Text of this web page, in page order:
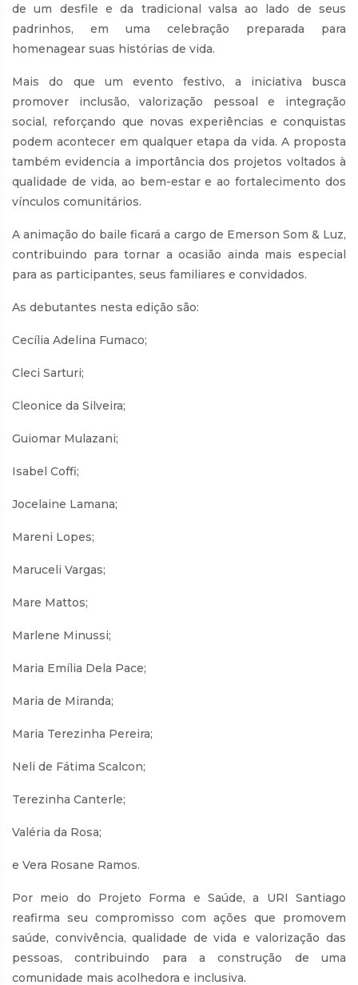
de um desfile e da tradicional valsa ao lado de seus
padrinhos, em uma celebração preparada para
homenagear suas histórias de vida.
Mais do que um evento festivo, a iniciativa busca
promover inclusão, valorização pessoal e integração
social, reforçando que novas experiências e conquistas
podem acontecer em qualquer etapa da vida. A proposta
também evidencia a importância dos projetos voltados à
qualidade de vida, ao bem-estar e ao fortalecimento dos
vínculos comunitários.
A animação do baile ficará a cargo de Emerson Som & Luz,
contribuindo para tornar a ocasião ainda mais especial
para as participantes, seus familiares e convidados.
As debutantes nesta edição são:
Cecília Adelina Fumaco;
Cleci Sarturi;
Cleonice da Silveira;
Guiomar Mulazani;
Isabel Coffi;
Jocelaine Lamana;
Mareni Lopes;
Maruceli Vargas;
Mare Mattos;
Marlene Minussi;
Maria Emília Dela Pace;
Maria de Miranda;
Maria Terezinha Pereira;
Neli de Fátima Scalcon;
Terezinha Canterle;
Valéria da Rosa;
e Vera Rosane Ramos.
Por meio do Projeto Forma e Saúde, a URI Santiago
reafirma seu compromisso com ações que promovem
saúde, convivência, qualidade de vida e valorização das
pessoas, contribuindo para a construção de uma
comunidade mais acolhedora e inclusiva.